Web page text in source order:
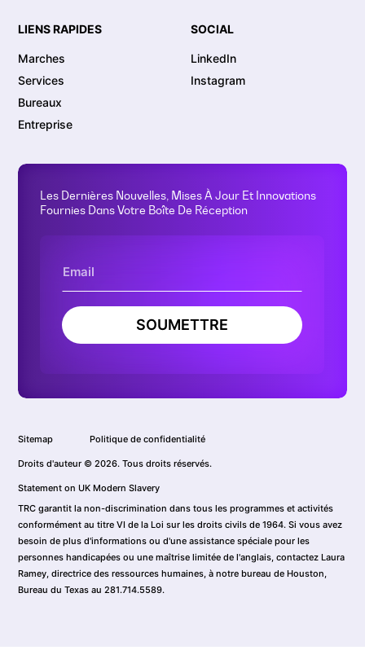
LIENS RAPIDES
Marches
Services
Bureaux
Entreprise
SOCIAL
LinkedIn
Instagram
Les Dernières Nouvelles, Mises À Jour Et Innovations
Fournies Dans Votre Boîte De Réception
SOUMETTRE
Sitemap Politique de confidentialité
Droits d'auteur © 2026. Tous droits réservés.
Statement on UK Modern Slavery
TRC garantit la non-discrimination dans tous les programmes et activités
conformément au titre VI de la Loi sur les droits civils de 1964. Si vous avez
besoin de plus d'informations ou d'une assistance spéciale pour les
personnes handicapées ou une maîtrise limitée de l'anglais, contactez Laura
Ramey, directrice des ressources humaines, à notre bureau de Houston,
Bureau du Texas au 281.714.5589.